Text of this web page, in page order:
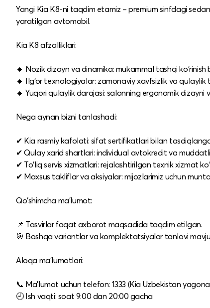
Yangi Kia K8-ni taqdim etamiz – premium sinfdagi
yaratilgan avtomobil.
Kia K8 afzalliklari:
🔹 Nozik dizayn va dinamika: mukammal tashqi
🔹 Ilg‘or texnologiyalar: zamonaviy xavfsizlik va
🔹 Yuqori qulaylik darajasi: salonning ergonomik
Nega aynan bizni tanlashadi:
✔ Kia rasmiy kafolati: sifat sertifikatlari bilan
✔ Qulay xarid shartlari: individual avtokredit va
✔ To‘liq servis xizmatlari: rejalashtirilgan texnik xizmat
✔ Maxsus takliflar va aksiyalar: mijozlarimiz uchun
Qo‘shimcha ma’lumot:
📌 Tasvirlar faqat axborot maqsadida taqdim etilgan.
🎯 Boshqa variantlar va komplektatsiyalar tanlovi
Aloqa ma’lumotlari:
📞 Ma’lumot uchun telefon: 1333 (Kia Uzbekistan
🕘 Ish vaqti: soat 9:00 dan 20:00 gacha